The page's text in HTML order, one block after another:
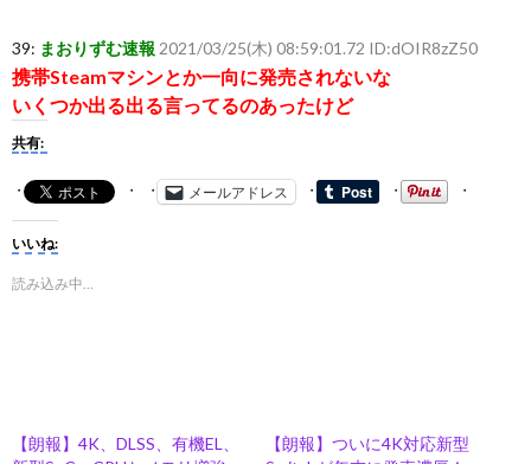
39: まおりずむ速報 2021/03/25(木) 08:59:01.72 ID:dOIR8zZ50
携帯Steamマシンとか一向に発売されないな
いくつか出る出る言ってるのあったけど
共有:
メールアドレス
いいね:
読み込み中…
【朗報】4K、DLSS、有機EL、
【朗報】ついに4K対応新型